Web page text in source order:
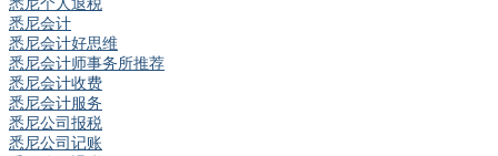
悉尼会计
悉尼会计好思维
悉尼会计师事务所推荐
悉尼会计收费
悉尼会计服务
悉尼公司报税
悉尼公司记账